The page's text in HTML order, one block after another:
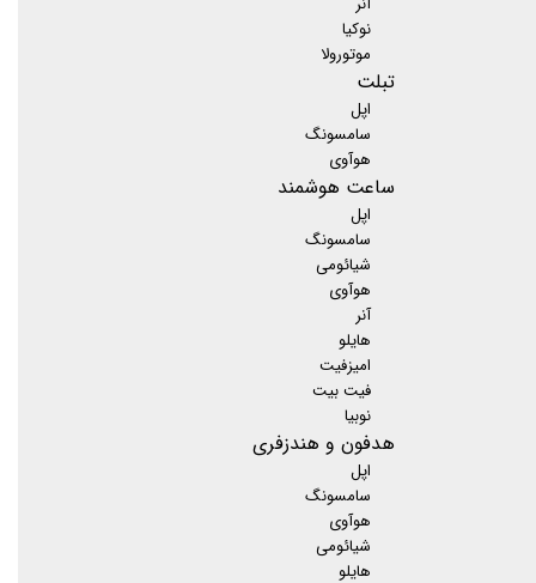
نوکیا
موتورولا
تبلت
اپل
سامسونگ
هوآوی
ساعت هوشمند
اپل
سامسونگ
شیائومی
هوآوی
آنر
هایلو
امیزفیت
فیت بیت
نوبیا
هدفون و هندزفری
اپل
سامسونگ
هوآوی
شیائومی
هایلو